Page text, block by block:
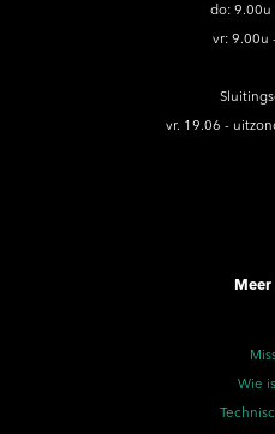
do: 9.00u
vr: 9.00u
vr. 19.06 -
Wie